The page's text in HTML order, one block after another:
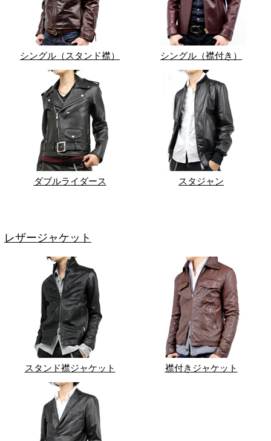
シングル（スタンド襟） シングル（襟付き）
ダブルライダース スタジャン
レザージャケット
スタンド襟ジャケット 襟付きジャケット